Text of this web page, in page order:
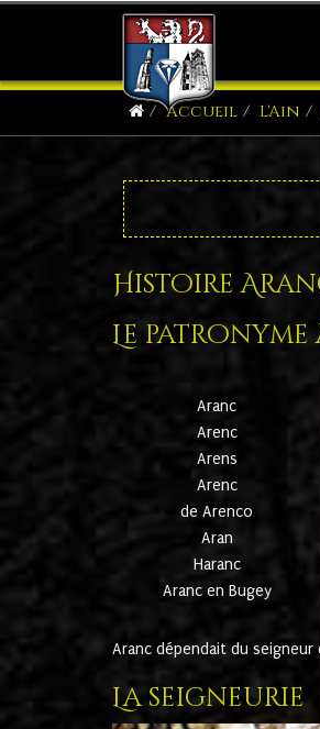
Accueil L'Ain
Histoire
Le
Aranc
Arenc
Arens
Arenc
de Arenco
Aran
Haranc
Aranc en Bugey
Aranc dépendait du seigneur
La seigneurie